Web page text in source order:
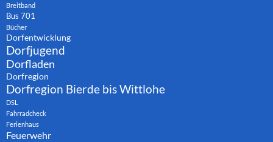
Breitband
Bus 701
Bücher
Dorfentwicklung
Dorfjugend
Dorfladen
Dorfregion
Dorfregion Bierde bis Wittlohe
DSL
Fahrradcheck
Ferienhaus
Feuerwehr